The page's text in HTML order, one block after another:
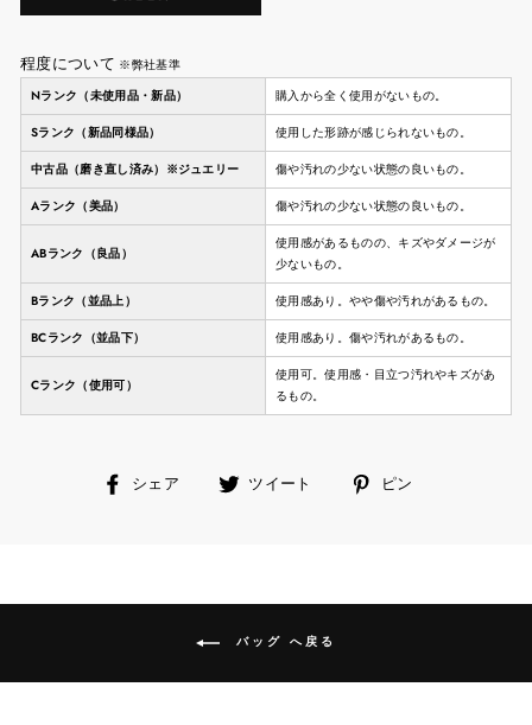
程度について ※弊社基準
Nランク（未使用品・新品）
購入から全く使用がないもの。
Sランク（新品同様品） 使用した形跡が感じられないもの。
中古品（磨き直し済み）※ジュエリー 傷や汚れの少ない状態の良いもの。
Aランク（美品） 傷や汚れの少ない状態の良いもの。
ABランク（良品）
使用感があるものの、キズやダメージが
少ないもの。
Bランク（並品上） 使用感あり。やや傷や汚れがあるもの。
BCランク（並品下） 使用感あり。傷や汚れがあるもの。
Cランク（使用可）
使用可。使用感・目立つ汚れやキズがあ
るもの。
シェア
facebook
る
ツイート ピン
バッグ へ戻る